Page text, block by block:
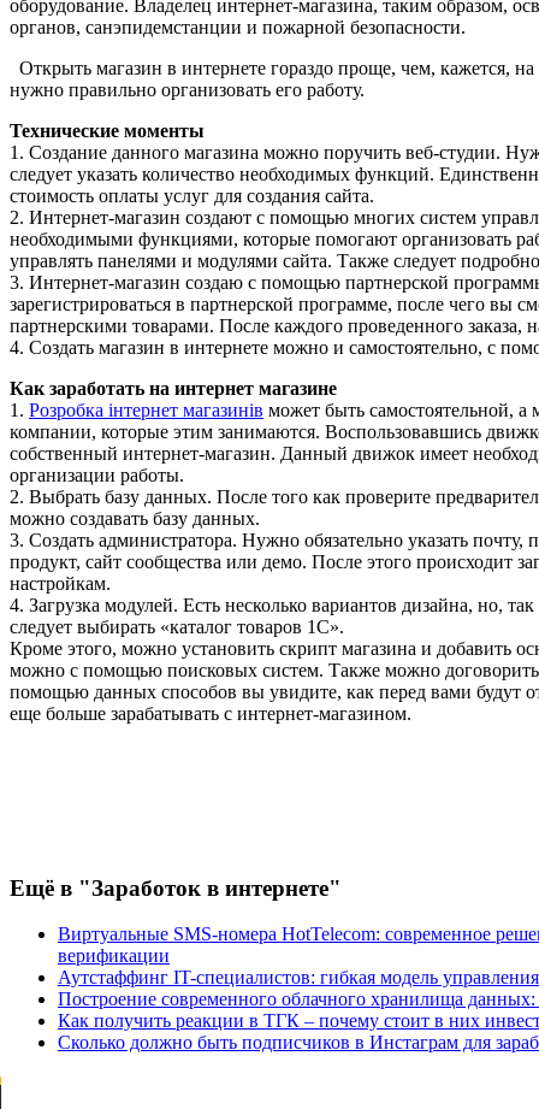
оборудование. Владелец интернет-магазина, таким образом,
органов, санэпидемстанции и пожарной безопасности.
Открыть магазин в интернете гораздо проще, чем, кажется,
нужно правильно организовать его работу.
Технические моменты
1. Создание данного магазина можно поручить веб-студии.
следует указать количество необходимых функций.
стоимость оплаты услуг для создания сайта.
2. Интернет-магазин создают с помощью многих систем
необходимыми функциями, которые помогают организовать
управлять панелями и модулями сайта. Также следует
3. Интернет-магазин создаю с помощью партнерской
зарегистрироваться в партнерской программе, после чего вы
партнерскими товарами. После каждого проведенного заказа,
4. Создать магазин в интернете можно и самостоятельно, с
Как заработать на интернет магазине
1. Розробка інтернет магазинів может быть самостоятельной,
компании, которые этим занимаются. Воспользовавшись
собственный интернет-магазин. Данный движок имеет
организации работы.
2. Выбрать базу данных. После того как проверите
можно создавать базу данных.
3. Создать администратора. Нужно обязательно указать
продукт, сайт сообщества или демо. После этого происходит
настройкам.
4. Загрузка модулей. Есть несколько вариантов дизайна, но,
следует выбирать «каталог товаров 1С».
Кроме этого, можно установить скрипт магазина и добавить
можно с помощью поисковых систем. Также можно
помощью данных способов вы увидите, как перед вами будут
еще больше зарабатывать с интернет-магазином.
Ещё в "Заработок в интернете"
Виртуальные SMS-номера HotTelecom: современное
верификации
Аутстаффинг IT-специалистов: гибкая модель
Построение современного облачного хранилища данных:
Как получить реакции в ТГК – почему стоит в них
Сколько должно быть подписчиков в Инстаграм для